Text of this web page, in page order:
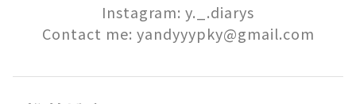
Instagram: y._.diarys
Contact me: yandyyypky@gmail.com